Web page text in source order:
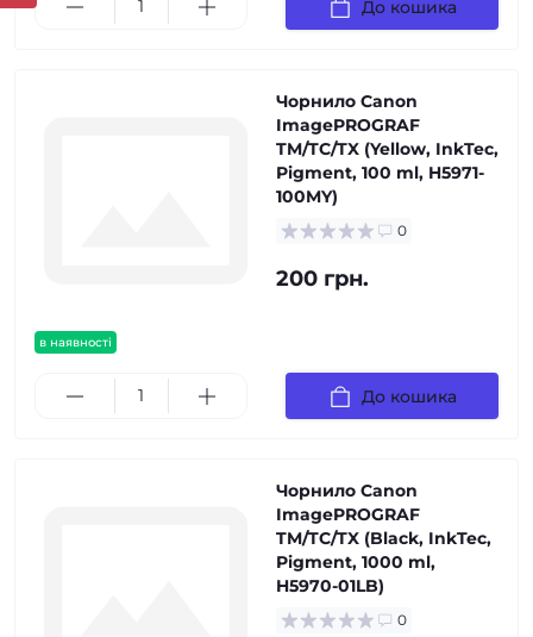
До кошика
в наявності
Чорнило Canon
ImagePROGRAF
TM/TC/TX (Yellow, InkTec,
Pigment, 100 ml, H5971-
100MY)
0
200 грн.
До кошика
Чорнило Canon
ImagePROGRAF
TM/TC/TX (Black, InkTec,
Pigment, 1000 ml,
H5970-01LB)
0